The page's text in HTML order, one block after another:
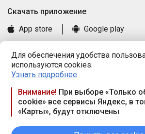
Для обеспечения удобства
используются cookies.
Узнать подробнее
Внимание! При выборе «Только
cookie» все сервисы Яндекс, в
«Карты», будут отключены
Cкачать приложение
App store
Google play
Книга замечаний и предложений
Правила и документы
Praca.by © 2000—2026, ООО «ПРАЦА БАЙ»
Республика Беларусь, 220114, г. Минск,
117а, пом. № 9.
вых. дн. — сб., вс.